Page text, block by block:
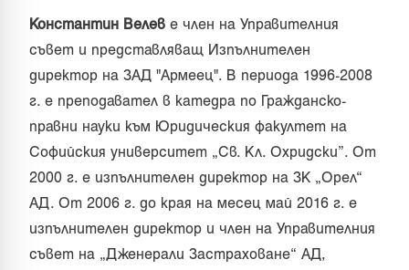
Константин Велев е член на Управителния
съвет и представляващ Изпълнителен
директор на ЗАД "Армеец". В периода 1996-2008
г. е преподавател в катедра по Гражданско-
правни науки към Юридическия факултет на
Софийския университет „Св. Кл. Охридски”. От
2000 г. е изпълнителен директор на ЗК „Орел“
АД. От 2006 г. до края на месец май 2016 г. е
изпълнителен директор и член на Управителния
съвет на „Дженерали Застраховане“ АД,